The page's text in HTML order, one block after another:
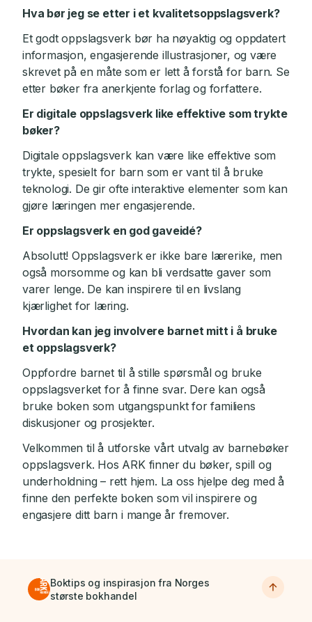
Hva bør jeg se etter i et kvalitetsoppslagsverk?
Et godt oppslagsverk bør ha nøyaktig og oppdatert
informasjon, engasjerende illustrasjoner, og være
skrevet på en måte som er lett å forstå for barn. Se
etter bøker fra anerkjente forlag og forfattere.
Er digitale oppslagsverk like effektive som trykte
bøker?
Digitale oppslagsverk kan være like effektive som
trykte, spesielt for barn som er vant til å bruke
teknologi. De gir ofte interaktive elementer som kan
gjøre læringen mer engasjerende.
Er oppslagsverk en god gaveidé?
Absolutt! Oppslagsverk er ikke bare lærerike, men
også morsomme og kan bli verdsatte gaver som
varer lenge. De kan inspirere til en livslang
kjærlighet for læring.
Hvordan kan jeg involvere barnet mitt i å bruke
et oppslagsverk?
Oppfordre barnet til å stille spørsmål og bruke
oppslagsverket for å finne svar. Dere kan også
bruke boken som utgangspunkt for familiens
diskusjoner og prosjekter.
Velkommen til å utforske vårt utvalg av barnebøker
oppslagsverk. Hos ARK finner du bøker, spill og
underholdning – rett hjem. La oss hjelpe deg med å
finne den perfekte boken som vil inspirere og
engasjere ditt barn i mange år fremover.
Boktips og inspirasjon fra Norges
største bokhandel